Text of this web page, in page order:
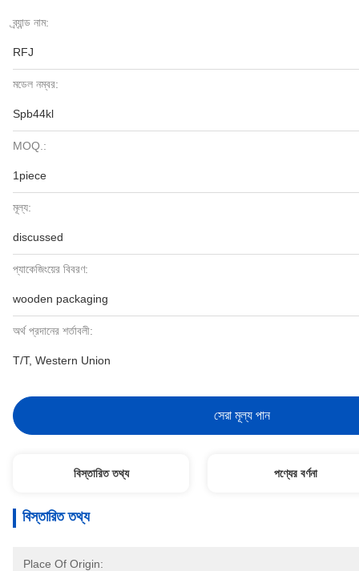
ব্র্যান্ড নাম:
RFJ
মডেল নম্বর:
Spb44kl
MOQ.:
1piece
মূল্য:
discussed
প্যাকেজিংয়ের বিবরণ:
wooden packaging
অর্থ প্রদানের শর্তাবলী:
T/T, Western Union
সেরা মূল্য পান
বিস্তারিত তথ্য পণ্যের বর্ণনা
বিস্তারিত তথ্য
Place Of Origin: